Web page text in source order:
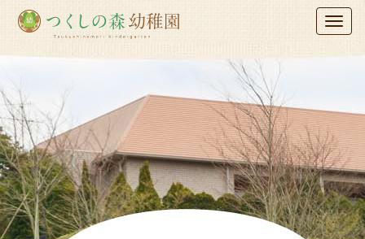
木更津つく